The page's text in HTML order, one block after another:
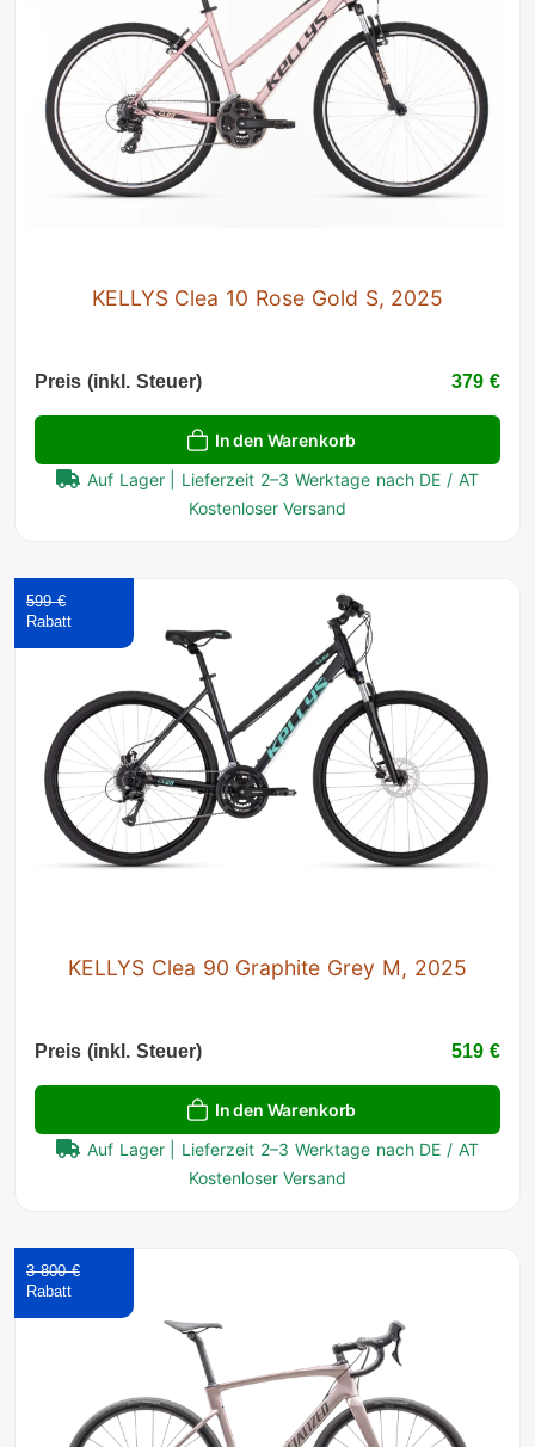
KELLYS Clea 10 Rose Gold S, 2025
Preis (inkl. Steuer) 379 €
In den Warenkorb
Auf Lager | Lieferzeit 2–3 Werktage nach DE / AT
Kostenloser Versand
KELLYS Clea 90 Graphite Grey M, 2025
599 €
Preis (inkl. Steuer) 519 €
In den Warenkorb
Auf Lager | Lieferzeit 2–3 Werktage nach DE / AT
Kostenloser Versand
3 800 €